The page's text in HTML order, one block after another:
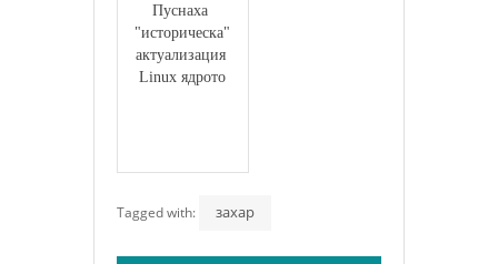
Пуснаха
"историческа"
актуализация
Linux ядрото
Tagged with: захар